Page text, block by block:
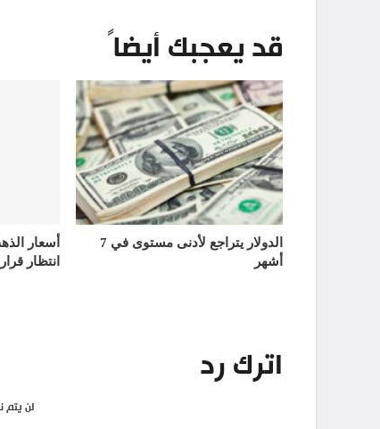
قد يعجبك أيضاً
الدولار يتراجع لأدنى مستوى في 7
أشهر
انتظار
اترك رد
لن يتم